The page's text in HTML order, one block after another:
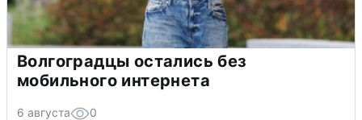
Волгоградцы остались без
мобильного интернета
6 августа 0